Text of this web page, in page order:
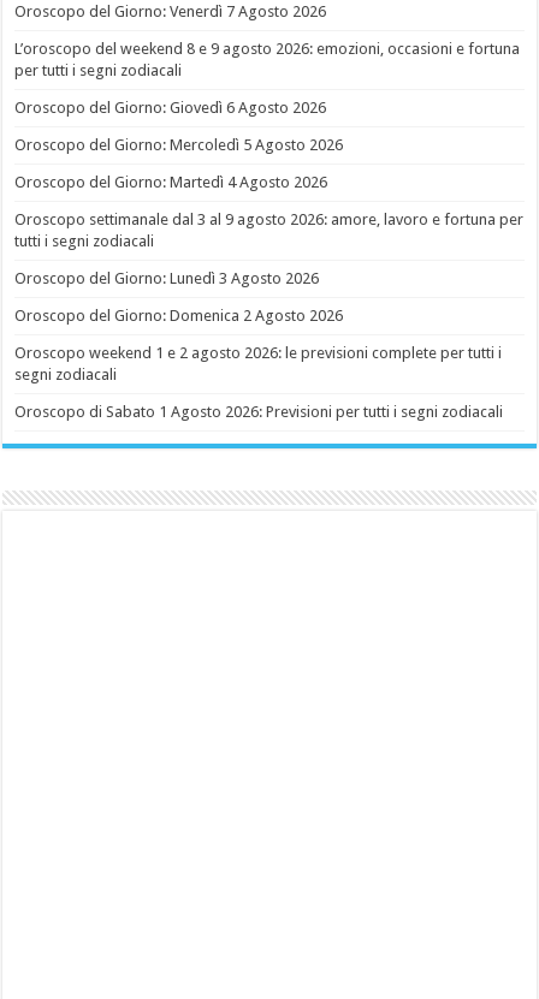
Oroscopo del Giorno: Venerdì 7 Agosto 2026
L’oroscopo del weekend 8 e 9 agosto 2026: emozioni, occasioni e fortuna
per tutti i segni zodiacali
Oroscopo del Giorno: Giovedì 6 Agosto 2026
Oroscopo del Giorno: Mercoledì 5 Agosto 2026
Oroscopo del Giorno: Martedì 4 Agosto 2026
Oroscopo settimanale dal 3 al 9 agosto 2026: amore, lavoro e fortuna per
tutti i segni zodiacali
Oroscopo del Giorno: Lunedì 3 Agosto 2026
Oroscopo del Giorno: Domenica 2 Agosto 2026
Oroscopo weekend 1 e 2 agosto 2026: le previsioni complete per tutti i
segni zodiacali
Oroscopo di Sabato 1 Agosto 2026: Previsioni per tutti i segni zodiacali